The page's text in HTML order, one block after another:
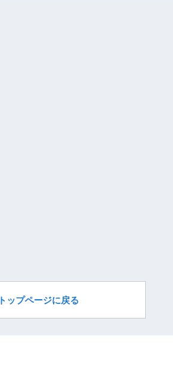
トップページに戻る